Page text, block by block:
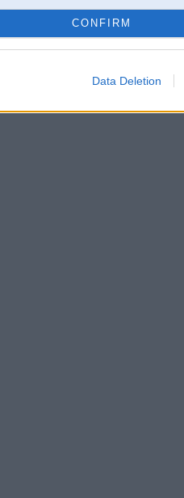
CONFIRM
Data Deletion